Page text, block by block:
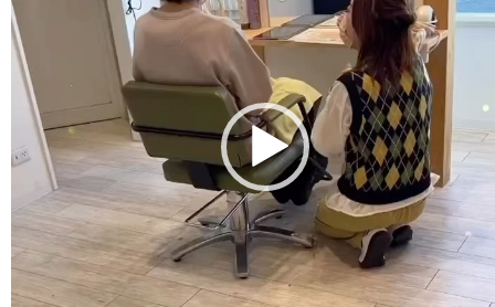
ー
ヤ
ー